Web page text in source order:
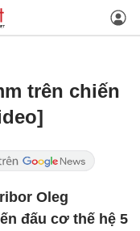
trên chiến
Oleg
đấu cơ thế hệ 5